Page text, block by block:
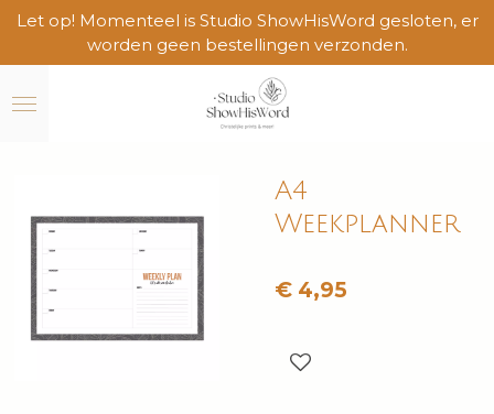
Ga
naar
de
Let op! Momenteel is Studio ShowHisWord gesloten, er
worden geen bestellingen verzonden.
A4
Weekplanner
€ 4,95